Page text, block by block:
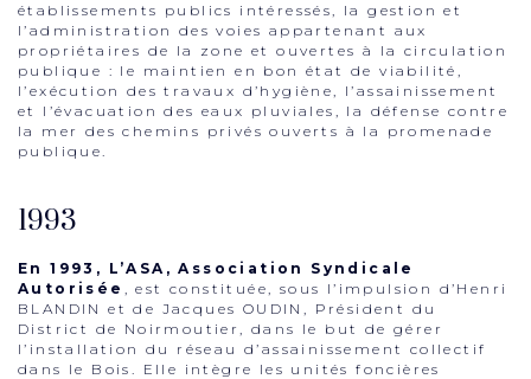
établissements publics intéressés, la gestion et
l’administration des voies appartenant aux
propriétaires de la zone et ouvertes à la circulation
publique : le maintien en bon état de viabilité,
l’exécution des travaux d’hygiène, l’assainissement
et l’évacuation des eaux pluviales, la défense contre
la mer des chemins privés ouverts à la promenade
publique.
1993
En 1993, L’ASA, Association Syndicale
Autorisée , est constituée, sous l’impulsion d’Henri
BLANDIN et de Jacques OUDIN, Président du
District de Noirmoutier, dans le but de gérer
l’installation du réseau d’assainissement collectif
dans le Bois. Elle intègre les unités foncières